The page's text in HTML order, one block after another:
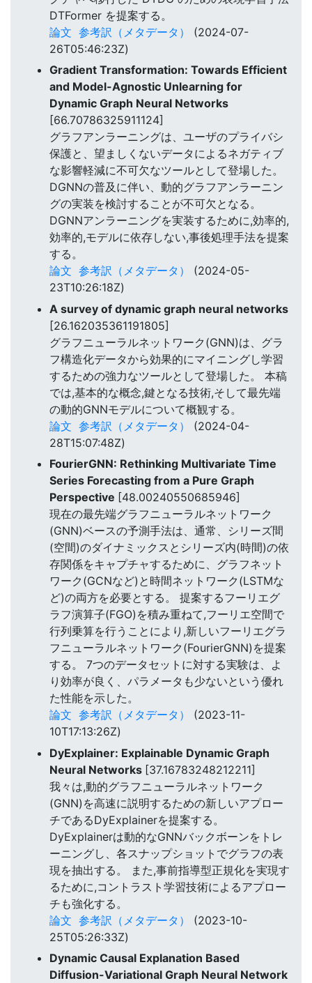
DTFormer を提案する。
論文 参考訳（メタデータ）
(2024-07-
26T05:46:23Z)
Gradient Transformation: Towards Efficient
and Model-Agnostic Unlearning for
Dynamic Graph Neural Networks
[66.70786325911124]
グラフアンラーニングは、ユーザのプライバシ
保護と、望ましくないデータによるネガティブ
な影響軽減に不可欠なツールとして登場した。
DGNNの普及に伴い、動的グラフアンラーニン
グの実装を検討することが不可欠となる。
DGNNアンラーニングを実装するために,効率的,
効率的,モデルに依存しない,事後処理手法を提案
する。
論文 参考訳（メタデータ）
(2024-05-
23T10:26:18Z)
A survey of dynamic graph neural networks
[26.162035361191805]
グラフニューラルネットワーク(GNN)は、グラ
フ構造化データから効果的にマイニングし学習
するための強力なツールとして登場した。 本稿
では,基本的な概念,鍵となる技術,そして最先端
の動的GNNモデルについて概観する。
論文 参考訳（メタデータ）
(2024-04-
28T15:07:48Z)
FourierGNN: Rethinking Multivariate Time
Series Forecasting from a Pure Graph
Perspective [48.00240550685946]
現在の最先端グラフニューラルネットワーク
(GNN)ベースの予測手法は、通常、シリーズ間
(空間)のダイナミックスとシリーズ内(時間)の依
存関係をキャプチャするために、グラフネット
ワーク(GCNなど)と時間ネットワーク(LSTMな
ど)の両方を必要とする。 提案するフーリエグ
ラフ演算子(FGO)を積み重ねて,フーリエ空間で
行列乗算を行うことにより,新しいフーリエグラ
フニューラルネットワーク(FourierGNN)を提案
する。 7つのデータセットに対する実験は、よ
り効率が良く、パラメータも少ないという優れ
た性能を示した。
論文 参考訳（メタデータ）
(2023-11-
10T17:13:26Z)
DyExplainer: Explainable Dynamic Graph
Neural Networks [37.16783248212211]
我々は,動的グラフニューラルネットワーク
(GNN)を高速に説明するための新しいアプロー
チであるDyExplainerを提案する。
DyExplainerは動的なGNNバックボーンをトレ
ーニングし、各スナップショットでグラフの表
現を抽出する。 また,事前指導型正規化を実現す
るために,コントラスト学習技術によるアプロー
チも強化する。
論文 参考訳（メタデータ）
(2023-10-
25T05:26:33Z)
Dynamic Causal Explanation Based
Diffusion-Variational Graph Neural Network